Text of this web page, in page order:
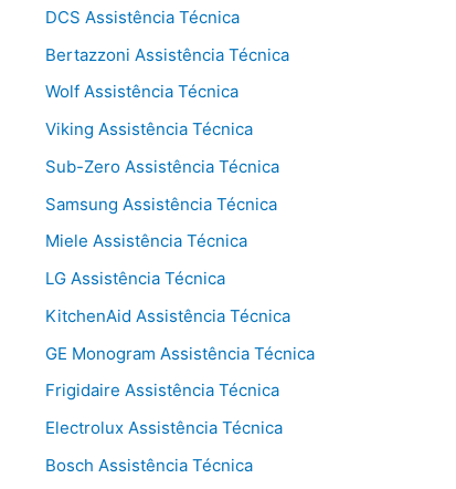
DCS Assistência Técnica
Bertazzoni Assistência Técnica
Wolf Assistência Técnica
Viking Assistência Técnica
Sub-Zero Assistência Técnica
Samsung Assistência Técnica
Miele Assistência Técnica
LG Assistência Técnica
KitchenAid Assistência Técnica
GE Monogram Assistência Técnica
Frigidaire Assistência Técnica
Electrolux Assistência Técnica
Bosch Assistência Técnica